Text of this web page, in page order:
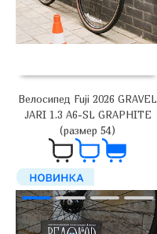
Велосипед Fuji 2026 GRAVEL
JARI 1.3 A6-SL GRAPHITE
(размер 54)
179 000₽